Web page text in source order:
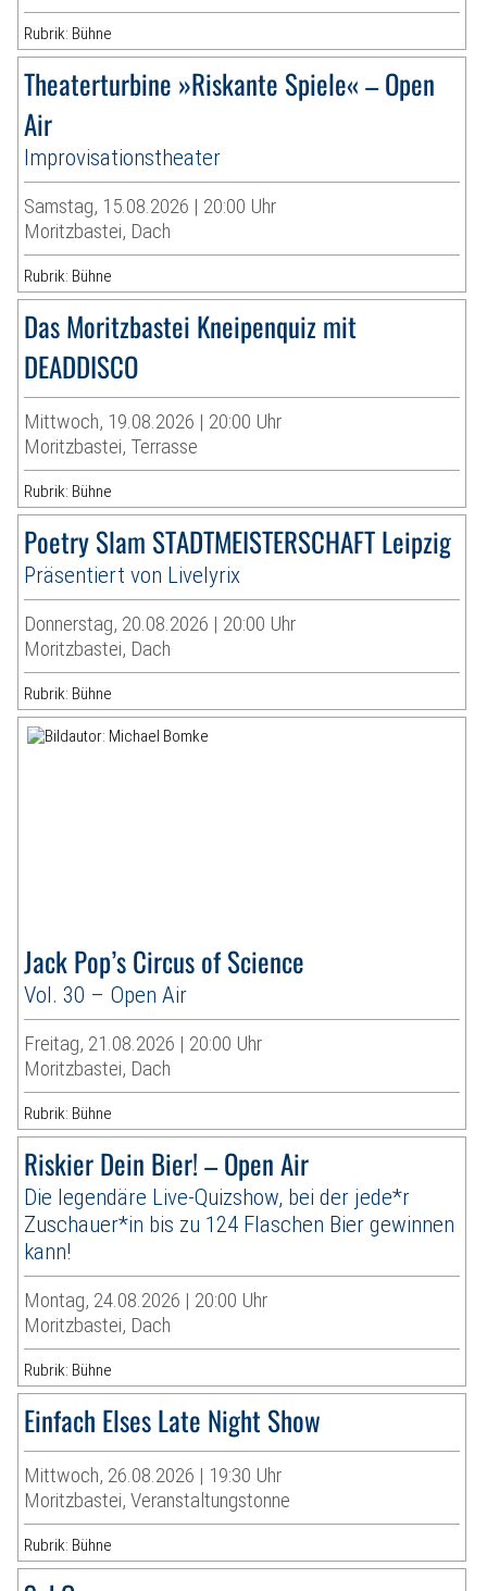
Rubrik: Bühne
Theaterturbine »Riskante Spiele« – Open
Air
Improvisationstheater
Samstag, 15.08.2026 | 20:00 Uhr
Moritzbastei, Dach
Rubrik: Bühne
Das Moritzbastei Kneipenquiz mit
DEADDISCO
Mittwoch, 19.08.2026 | 20:00 Uhr
Moritzbastei, Terrasse
Rubrik: Bühne
Poetry Slam STADTMEISTERSCHAFT Leipzig
Präsentiert von Livelyrix
Donnerstag, 20.08.2026 | 20:00 Uhr
Moritzbastei, Dach
Rubrik: Bühne
Jack Pop’s Circus of Science
Vol. 30 – Open Air
Freitag, 21.08.2026 | 20:00 Uhr
Moritzbastei, Dach
Rubrik: Bühne
Riskier Dein Bier! – Open Air
Die legendäre Live-Quizshow, bei der jede*r
Zuschauer*in bis zu 124 Flaschen Bier gewinnen
kann!
Montag, 24.08.2026 | 20:00 Uhr
Moritzbastei, Dach
Rubrik: Bühne
Einfach Elses Late Night Show
Mittwoch, 26.08.2026 | 19:30 Uhr
Moritzbastei, Veranstaltungstonne
Rubrik: Bühne